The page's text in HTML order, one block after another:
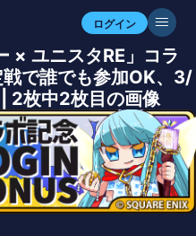
ログイン
× ユニスタRE」コラ
で誰でも参加OK、3/
2枚中2枚目の画像